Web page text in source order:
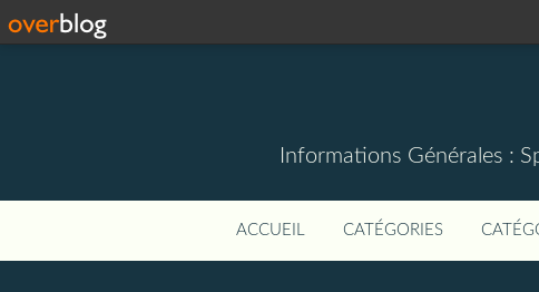
Informations Générales :
ACCUEIL CATÉGORIES